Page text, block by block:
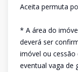
Aceita permuta
* A área do
deverá ser
imóvel ou cessão
eventual vaga de